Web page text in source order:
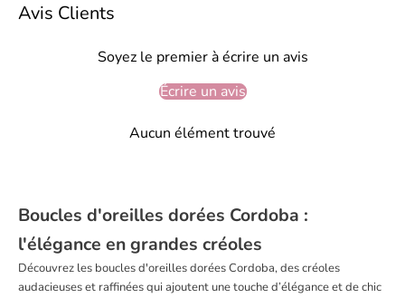
Avis Clients
Soyez le premier à écrire un avis
Écrire un avis
Aucun élément trouvé
Boucles d'oreilles dorées Cordoba :
l'élégance en grandes créoles
Découvrez les boucles d'oreilles dorées Cordoba, des créoles
audacieuses et raffinées qui ajoutent une touche d’élégance et de chic